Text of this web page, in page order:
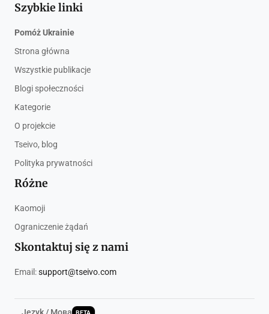
Szybkie linki
Pomóż Ukrainie
Strona główna
Wszystkie publikacje
Blogi społeczności
Kategorie
O projekcie
Tseivo, blog
Polityka prywatności
Różne
Kaomoji
Ograniczenie żądań
Skontaktuj się z nami
Email:support@tseivo.com
Język / Мова BETA